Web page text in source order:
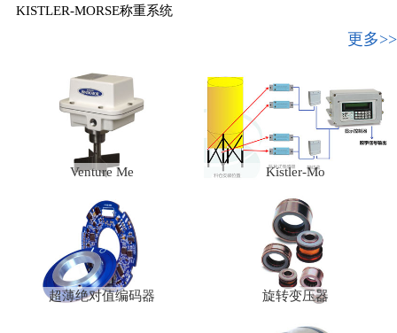
KISTLER-MORSE称重系统
更多>>
Venture Me Kistler-Mo
超薄绝对值编码器 旋转变压器